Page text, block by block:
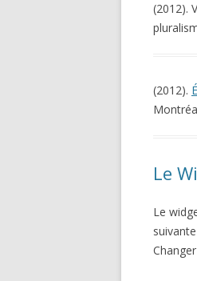
(2012).
(2012).
Le
Le